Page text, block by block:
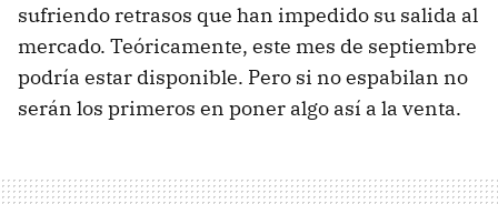
sufriendo retrasos que han impedido su salida al
mercado. Teóricamente, este mes de septiembre
podría estar disponible. Pero si no espabilan no
serán los primeros en poner algo así a la venta.